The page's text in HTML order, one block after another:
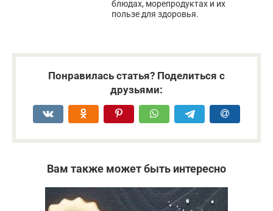
блюдах, морепродуктах и их
пользе для здоровья.
Понравилась статья? Поделиться с
друзьями:
Вам также может быть интересно